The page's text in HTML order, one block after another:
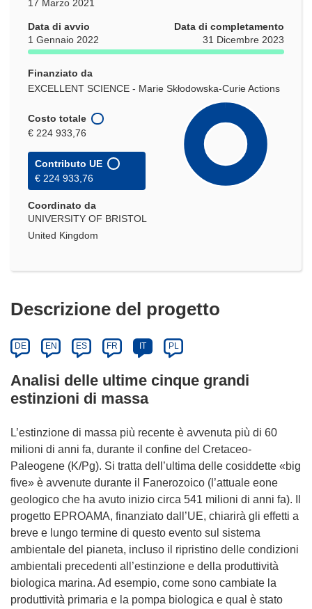
17 Marzo 2021
Data di avvio
1 Gennaio 2022
Data di completamento
31 Dicembre 2023
Finanziato da
EXCELLENT SCIENCE - Marie Skłodowska-Curie Actions
Costo totale
€ 224 933,76
Contributo UE
€ 224 933,76
Coordinato da
UNIVERSITY OF BRISTOL
United Kingdom
Descrizione del progetto
DE EN ES FR IT PL
Analisi delle ultime cinque grandi
estinzioni di massa
L’estinzione di massa più recente è avvenuta più di 60
milioni di anni fa, durante il confine del Cretaceo-
Paleogene (K/Pg). Si tratta dell’ultima delle cosiddette «big
five» è avvenute durante il Fanerozoico (l’attuale eone
geologico che ha avuto inizio circa 541 milioni di anni fa). Il
progetto EPROAMA, finanziato dall’UE, chiarirà gli effetti a
breve e lungo termine di questo evento sul sistema
ambientale del pianeta, incluso il ripristino delle condizioni
ambientali precedenti all’estinzione e della produttività
biologica marina. Ad esempio, come sono cambiate la
produttività primaria e la pompa biologica e qual è stato